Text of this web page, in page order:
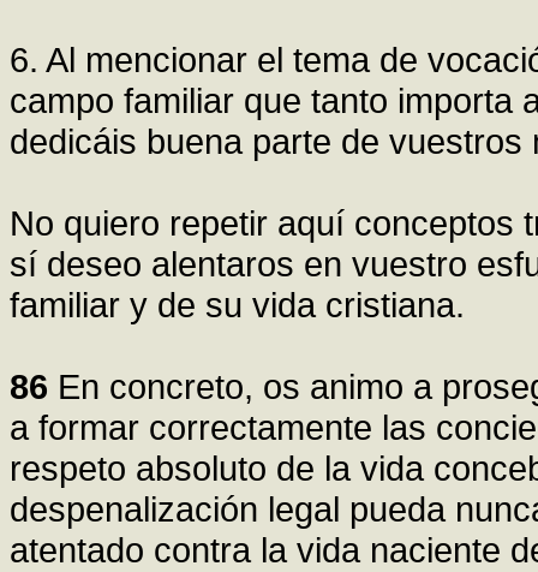
6. Al mencionar el tema de
campo familiar que tanto importa
dedicáis buena parte de
No quiero repetir aquí conceptos
sí deseo alentaros en vuestro
familiar y de su vida cristiana.
86 En concreto, os animo a
a formar correctamente las
respeto absoluto de la vida
despenalización legal pueda
atentado contra la vida naciente